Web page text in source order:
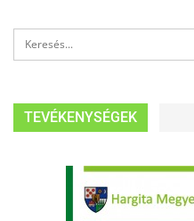
TEVÉKENYSÉGEK